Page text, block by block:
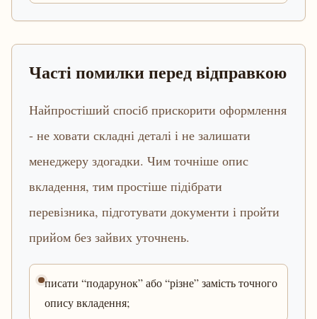
Часті помилки перед відправкою
Найпростіший спосіб прискорити оформлення
- не ховати складні деталі і не залишати
менеджеру здогадки. Чим точніше опис
вкладення, тим простіше підібрати
перевізника, підготувати документи і пройти
прийом без зайвих уточнень.
писати “подарунок” або “різне” замість точного
опису вкладення;